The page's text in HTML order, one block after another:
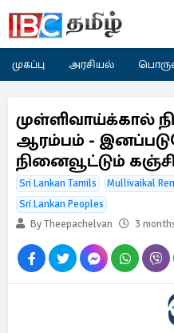
முகப்பு அரசியல்
முள்ளிவாய்க்கால்
ஆரம்பம் -
நினைவூட்டும்
Sri Lankan Tamils
Mullivaikal
Sri Lankan Peoples
By Theepachelvan
3